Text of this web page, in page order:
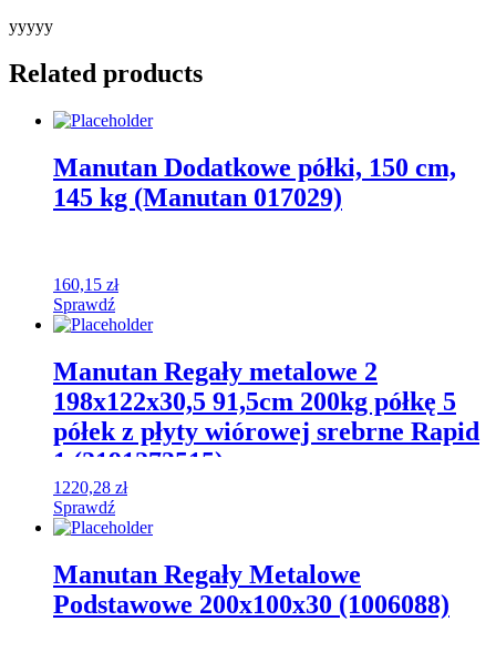
yyyyy
Related products
Manutan Dodatkowe półki, 150 cm,
145 kg (Manutan 017029)
160,15 zł
Sprawdź
Manutan Regały metalowe 2
198x122x30,5 91,5cm 200kg półkę 5
półek z płyty wiórowej srebrne Rapid
1 (2191273515)
1220,28 zł
Sprawdź
Manutan Regały Metalowe
Podstawowe 200x100x30 (1006088)